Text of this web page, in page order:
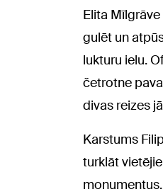
Elita
gulēt un
lukturu ielu.
četrotne
divas reizes
Karstums
turklāt